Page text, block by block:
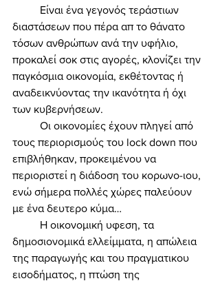
διαστάσεων που πέρα απ το θάνατο
τόσων ανθρώπων ανά την υφήλιο,
προκαλεί σοκ στις αγορές, κλονίζει την
παγκόσμια οικονομία, εκθέτοντας ή
αναδεικνύοντας την ικανότητα ή όχι
των κυβερνήσεων.
τους περιορισμούς του lock down που
επιβλήθηκαν, προκειμένου να
περιοριστεί η διάδοση του κορωνο-ιου,
ενώ σήμερα πολλές χώρες παλεύουν
με ένα δευτερο κύμα…
δημοσιονομικά ελλείμματα, η απώλεια
της παραγωγής και του πραγματικου
εισοδήματος, η πτώση της